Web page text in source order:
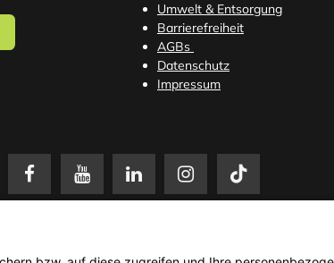
Umwelt & Entsorgung
Barrierefreiheit
AGBs
Datenschutz
Impressum